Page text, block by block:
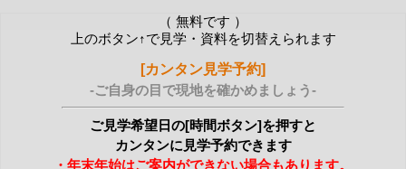
（ 無料です ）
上のボタン↑で見学・資料を切替えられます
[カンタン見学予約]
-ご自身の目で現地を確かめましょう-
ご見学希望日の[時間ボタン]を押すと
カンタンに見学予約できます
・年末年始はご案内ができない場合もあります。